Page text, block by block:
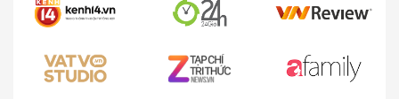
nâng lên, mở rộng tầm quét 360°, lập bản đồ
chuyển.
Dưới nội thất thấp: Khi robot di chuyển vào